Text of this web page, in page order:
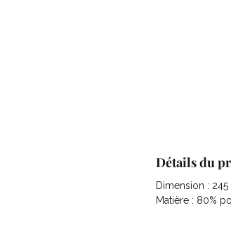
Détails du
Dimension :
Matière : 80%